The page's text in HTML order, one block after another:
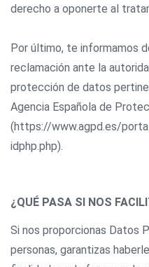
derecho a oponerte al
Por último, te informamos
reclamación ante la
protección de datos
Agencia Española de
(https://www.agpd.es/
idphp.php).
¿QUÉ PASA SI NOS
Si nos proporcionas Datos
personas, garantizas